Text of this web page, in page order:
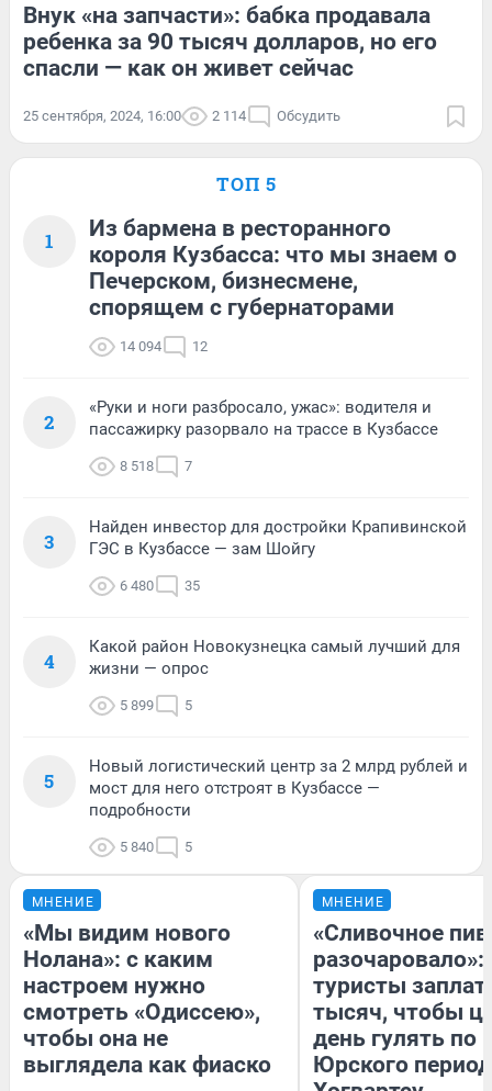
Внук «на запчасти»: бабка продавала
ребенка за 90 тысяч долларов, но его
спасли — как он живет сейчас
25 сентября, 2024, 16:00 2 114 Обсудить
ТОП 5
1
Из бармена в ресторанного
короля Кузбасса: что мы знаем о
Печерском, бизнесмене,
спорящем с губернаторами
14 094 12
2
«Руки и ноги разбросало, ужас»: водителя и
пассажирку разорвало на трассе в Кузбассе
8 518 7
3
Найден инвестор для достройки Крапивинской
ГЭС в Кузбассе — зам Шойгу
6 480 35
4
Какой район Новокузнецка самый лучший для
жизни — опрос
5 899 5
5
Новый логистический центр за 2 млрд рублей и
мост для него отстроят в Кузбассе —
подробности
5 840 5
МНЕНИЕ
«Мы видим нового
Нолана»: с каким
настроем нужно
смотреть «Одиссею»,
чтобы она не
выглядела как фиаско
МНЕНИЕ
«Сливочное
разочаровало»:
туристы
тысяч, чтобы
день гулять по
Юрского